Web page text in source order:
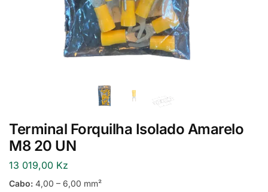
Terminal Forquilha Isolado Amarelo
M8 20 UN
13 019,00 Kz
Cabo: 4,00 – 6,00 mm²